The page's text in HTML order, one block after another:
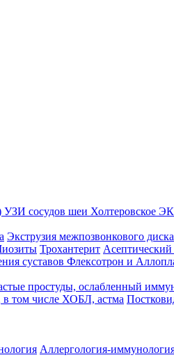
УЗИ сосудов шеи Холтеровское
Экструзия межпозвонкового диска
Трохантерит Асептический
суставов Флексотрон и
простуды, ослабленный
в том числе ХОБЛ, астма
Аллергология-